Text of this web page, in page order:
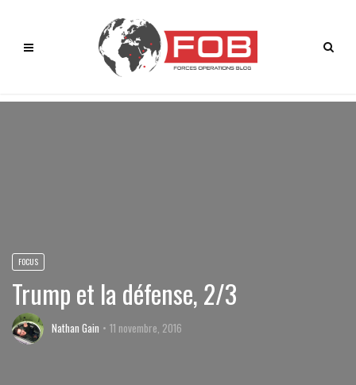
FOCUS
Trump et la défense, 2/3
Nathan Gain 11 novembre, 2016